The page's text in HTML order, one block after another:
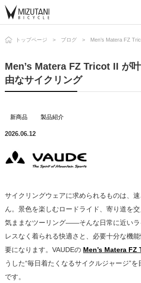
トップページ ブログ Men’s Matera FZ
Men’s Matera FZ Tricot II が
由なサイクリング
新商品 製品紹介
2026.06.12
サイクリングウェアに求められるものは、
ん。景色を楽しむロードライド、寄り道を交
気ままなツーリング――そんな日常に近いラ
レスなく着られる快適さと、必要十分な機
要になります。VAUDEの Men’s Matera FZ
うした“毎日着たくなるサイクルジャージ”
です。